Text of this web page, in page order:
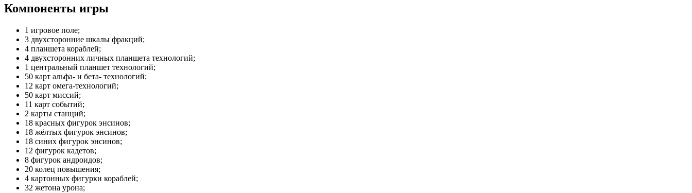
Компоненты игры
1 игровое поле;
3 двухсторонние шкалы фракций;
4 планшета кораблей;
4 двухсторонних личных планшета технологий;
1 центральный планшет технологий;
50 карт альфа- и бета- технологий;
12 карт омега-технологий;
50 карт миссий;
11 карт событий;
2 карты станций;
18 красных фигурок энсинов;
18 жёлтых фигурок энсинов;
18 синих фигурок энсинов;
12 фигурок кадетов;
8 фигурок андроидов;
20 колец повышения;
4 картонных фигурки кораблей;
32 жетона урона;